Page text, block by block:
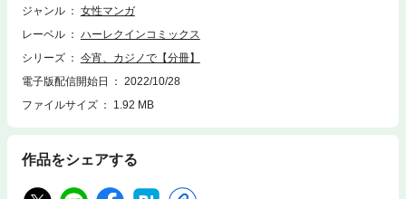
ジャンル
女性マンガ
レーベル
ハーレクインコミックス
シリーズ
今宵、カジノで【分冊】
電子版配信開始日
2022/10/28
ファイルサイズ
1.92 MB
作品をシェアする